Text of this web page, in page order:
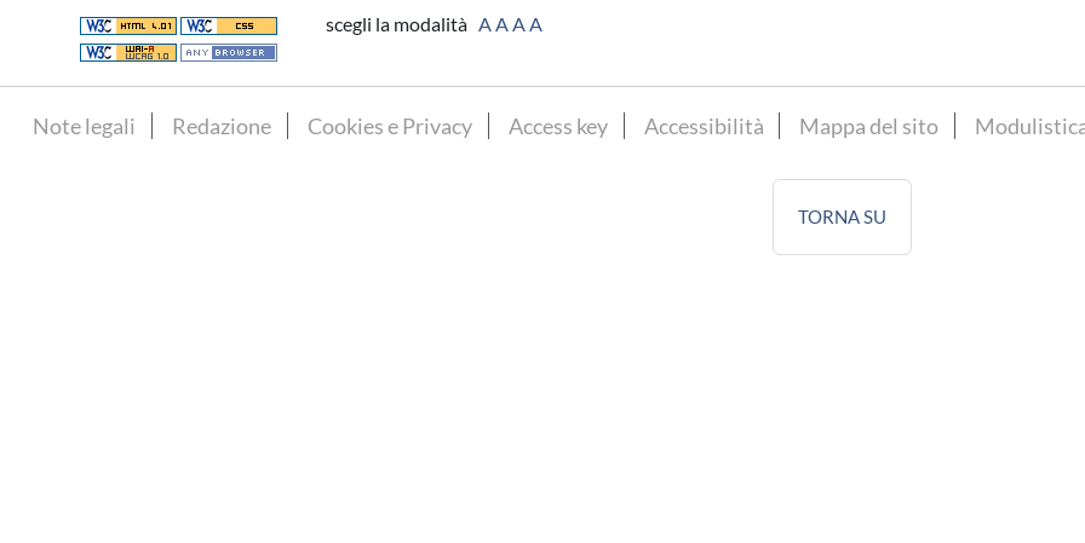
scegli la modalità A A A A
Note legali Redazione Cookies e Privacy Access key Accessibilità Mappa del sito
TORNA SU